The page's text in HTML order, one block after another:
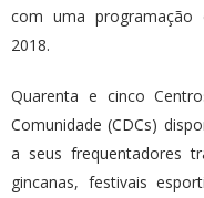
com uma programação
2018.
Quarenta e cinco
Comunidade (CDCs)
a seus frequentadores
gincanas, festivais